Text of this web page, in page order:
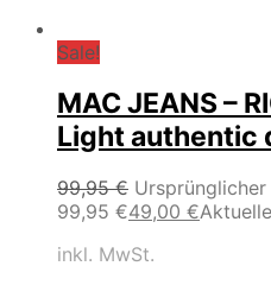
Sale!
MAC JEANS –
Light authentic
99,95€ Ursprünglicher
99,95 €49,00 €
inkl. MwSt.